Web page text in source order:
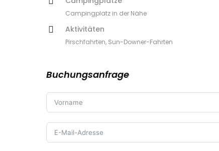
Campingplatz in der Nähe
Aktivitäten
Pirschfahrten, Sun-Downer-Fahrten
Buchungsanfrage